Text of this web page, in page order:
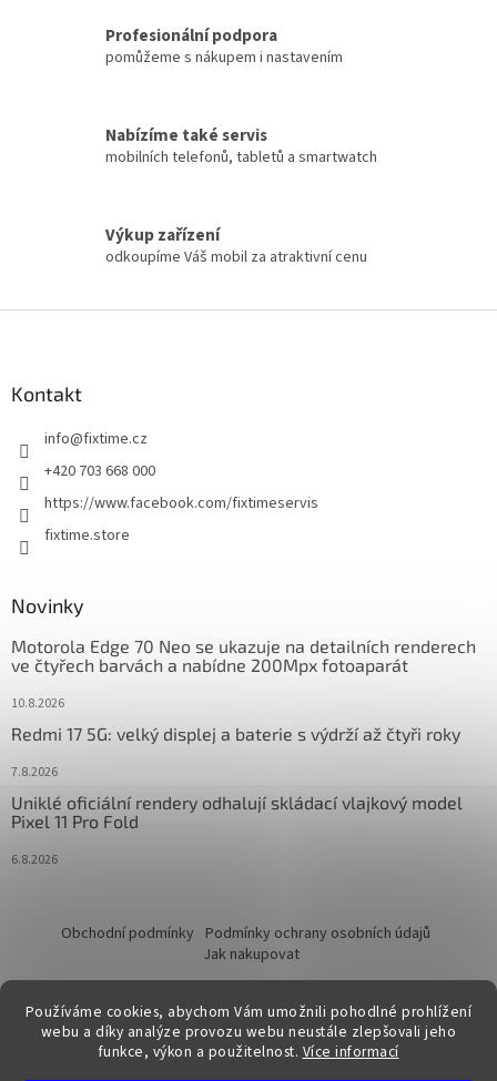
Používáme cookies, abychom Vám umožnili pohodlné prohlížení
webu a díky analýze provozu webu neustále zlepšovali jeho
funkce, výkon a použitelnost. Více informací
Profesionální podpora
pomůžeme s nákupem i nastavením
Nabízíme také servis
mobilních telefonů, tabletů a smartwatch
Výkup zařízení
odkoupíme Váš mobil za atraktivní cenu
Kontakt
info@fixtime.cz
+420 703 668 000
https://www.facebook.com/fixtimeservis
fixtime.store
Novinky
Motorola Edge 70 Neo se ukazuje na detailních renderech
ve čtyřech barvách a nabídne 200Mpx fotoaparát
10.8.2026
Redmi 17 5G: velký displej a baterie s výdrží až čtyři roky
7.8.2026
Uniklé oficiální rendery odhalují skládací vlajkový model
Pixel 11 Pro Fold
6.8.2026
Obchodní podmínky Podmínky ochrany osobních údajů
Jak nakupovat
Vytvořil Shoptet